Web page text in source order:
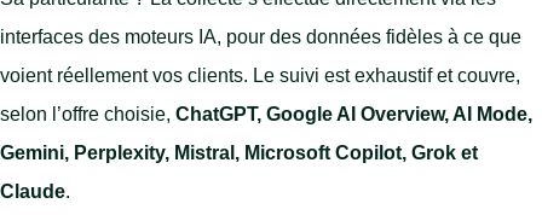
interfaces des moteurs IA, pour des données fidèles à ce que
voient réellement vos clients. Le suivi est exhaustif et couvre,
selon l’offre choisie, ChatGPT, Google AI Overview, AI Mode,
Gemini, Perplexity, Mistral, Microsoft Copilot, Grok et
Claude.